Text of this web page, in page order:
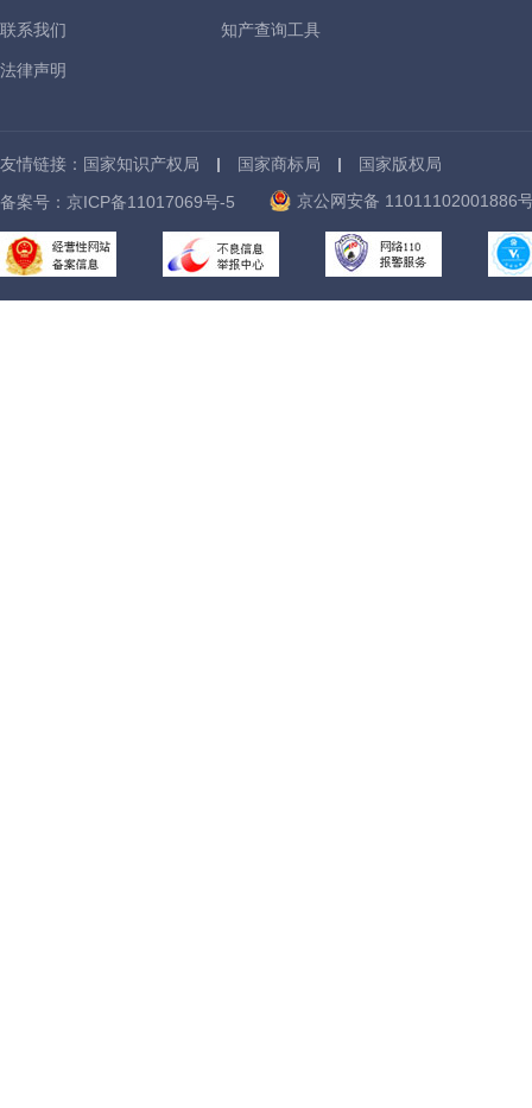
联系我们
法律声明
知产查询工具
友情链接： 国家知识产权局 国家商标局 国家版权局
备案号： 京ICP备11017069号-5 京公网安备 11011102001886